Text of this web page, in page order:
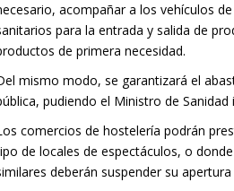
acompañar a los vehículos
para la entrada y salida de
de primera necesidad.
mismo modo, se garantizará el
pudiendo el Ministro de
comercios de hostelería podrán
de locales de espectáculos, o
deberán suspender su